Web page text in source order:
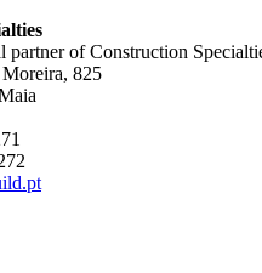
partner of Construction
825